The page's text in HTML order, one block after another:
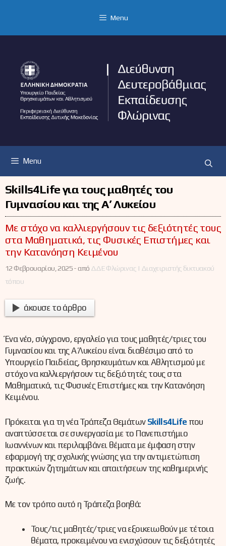
Menu
Menu
Skills4Life για τους μαθητές του
Γυμνασίου και της Α’ Λυκείου
Με στόχο να καλλιεργήσουν τις δεξιότητές τους
στα Μαθηματικά, τις Φυσικές Επιστήμες και
την Κατανόηση Κειμένου
12 Φεβρουαρίου, 2025 -από ΔΔΕ Φλώρινας | Διαχειριστής δικτυακού
τόπου
άκουσε το άρθρο
Ένα νέο, σύγχρονο, εργαλείο για τους μαθητές/τριες του
Γυμνασίου και της Α΄ Λυκείου είναι διαθέσιμο από το
Υπουργείο Παιδείας, Θρησκευμάτων και Αθλητισμού με
στόχο να καλλιεργήσουν τις δεξιότητές τους στα
Μαθηματικά, τις Φυσικές Επιστήμες και την Κατανόηση
Κειμένου.
Πρόκειται για τη νέα Τράπεζα Θεμάτων Skills4Life που
αναπτύσσεται σε συνεργασία με το Πανεπιστήμιο
Ιωαννίνων και περιλαμβάνει θέματα με έμφαση στην
εφαρμογή της σχολικής γνώσης για την αντιμετώπιση
πρακτικών ζητημάτων και απαιτήσεων της καθημερινής
ζωής.
Με τον τρόπο αυτό η Τράπεζα βοηθά:
Τους/τις μαθητές/τριες να εξοικειωθούν με τέτοια
θέματα, προκειμένου να ενισχύσουν τις δεξιότητές